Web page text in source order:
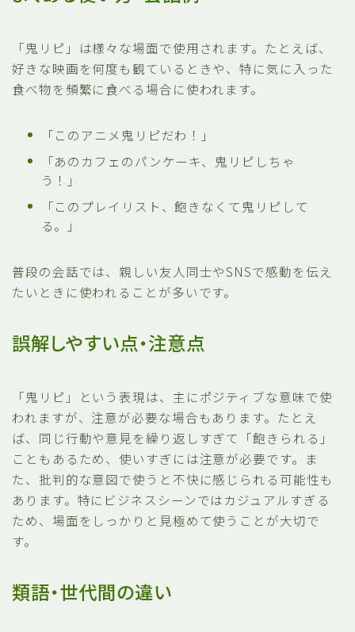
「鬼リピ」は様々な場面で使用されます。たとえば、
好きな映画を何度も観ているときや、特に気に入った
食べ物を頻繁に食べる場合に使われます。
「このアニメ鬼リピだわ！」
「あのカフェのパンケーキ、鬼リピしちゃ
う！」
「このプレイリスト、飽きなくて鬼リピして
る。」
普段の会話では、親しい友人同士やSNSで感動を伝え
たいときに使われることが多いです。
誤解しやすい点・注意点
「鬼リピ」という表現は、主にポジティブな意味で使
われますが、注意が必要な場合もあります。たとえ
ば、同じ行動や意見を繰り返しすぎて「飽きられる」
こともあるため、使いすぎには注意が必要です。ま
た、批判的な意図で使うと不快に感じられる可能性も
あります。特にビジネスシーンではカジュアルすぎる
ため、場面をしっかりと見極めて使うことが大切で
す。
類語・世代間の違い